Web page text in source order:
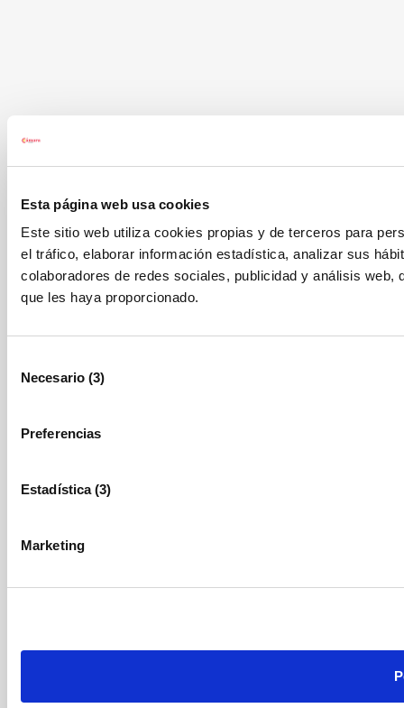
Esta página web usa cookies
Este sitio web utiliza cookies propias y de terceros para
el tráfico, elaborar información estadística, analizar sus
colaboradores de redes sociales, publicidad y análisis
que les haya proporcionado.
Necesario (3)
Preferencias
Estadística (3)
Marketing